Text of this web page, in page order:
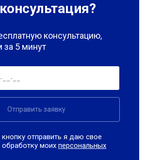
консультацию,
за 5 минут
Отправить заявку
отправить я даю свое
обработку моихперсональных